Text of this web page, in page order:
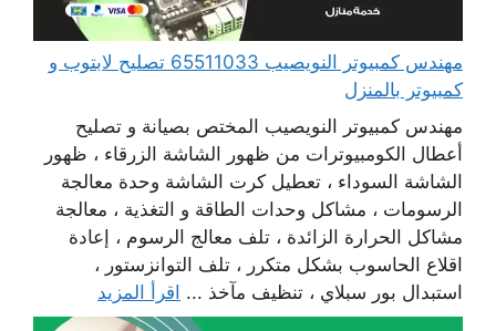
مهندس كمبيوتر النويصيب 65511033 تصليح لابتوب و
كمبيوتر بالمنزل
مهندس كمبيوتر النويصيب المختص بصيانة و تصليح
أعطال الكومبيوترات من ظهور الشاشة الزرقاء ، ظهور
الشاشة السوداء ، تعطيل كرت الشاشة وحدة معالجة
الرسومات ، مشاكل وحدات الطاقة و التغذية ، معالجة
مشاكل الحرارة الزائدة ، تلف معالج الرسوم ، إعادة
اقلاع الحاسوب بشكل متكرر ، تلف التوانزستور ،
استبدال بور سبلاي ، تنظيف مآخذ ... اقرأ المزيد